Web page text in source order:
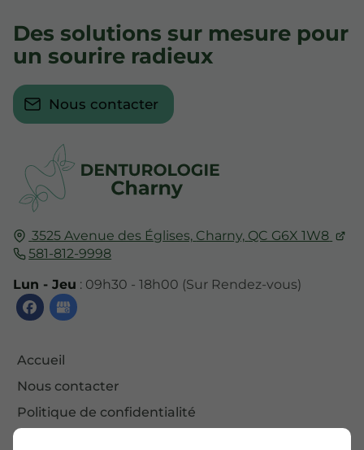
3525 Avenue des Églises, Charny, QC G6X 1W8
581-812-9998
Lun - Jeu : 09h30 - 18h00 (Sur Rendez-vous)
Accueil
Nous contacter
Politique de confidentialité
Des solutions sur mesure pour
un sourire radieux
Nous contacter